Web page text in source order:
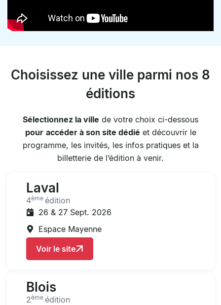
Choisissez une ville parmi nos 8
éditions
Sélectionnez la ville de votre choix ci-dessous
pour accéder à son site dédié et découvrir le
programme, les invités, les infos pratiques et la
billetterie de l’édition à venir.
Laval
4ème édition
26 & 27 Sept. 2026
Espace Mayenne
Voir le site
Blois
2ème édition